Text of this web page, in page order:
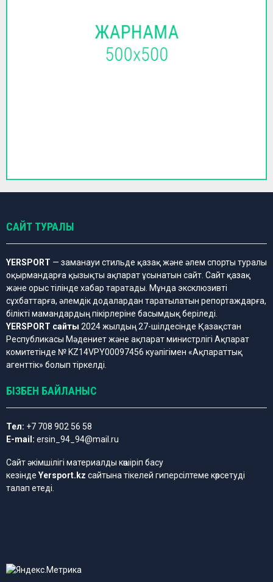
САЙТ ТУРАЛЫ
YERSPORT — заманауи стильде қазақ және әлем спорты туралы
оқырмандарға қызықты ақпарат ұсынатын сайт. Сайт қазақ
және орыс тілінде хабар таратады. Мұнда эксклюзивті
сұхбаттарға, әлемдік додалардан таратылатын репортаждарға,
білікті мамандардың пікірлеріне басымдық беріледі.
YERSPORT сайты 2024 жылдың 27-шілдесінде Қазақстан
Республикасы Мәдениет және ақпарат министрлігі Ақпарат
комитетінде № KZ14VPY00097456 куәлігімен «Ақпараттық
агенттік» болып тіркелді.
БІЗБЕН БАЙЛАНЫС
Тел: +7 708 902 56 58
E-mail: ersin_94_94@mail.ru
Сайт әкімшілігі материалды көшіріп басу
кезінде Yersport.kz сайтына тікелей гиперсілтеме көрсетуді
талап етеді.